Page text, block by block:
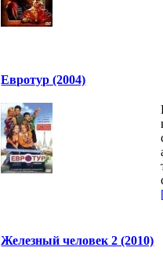
Евротур (2004)
Железный человек 2 (2010)